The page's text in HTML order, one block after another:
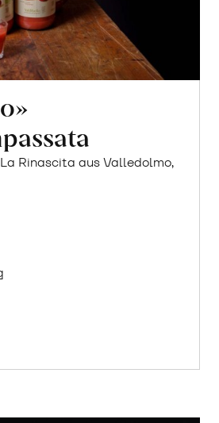
Rinascita aus Valledolmo,